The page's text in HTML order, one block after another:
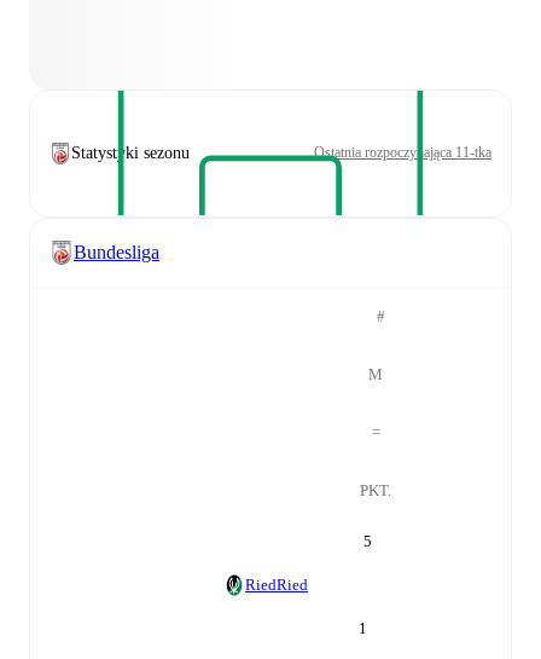
Statystyki sezonu Ostatnia rozpoczynająca 11-tka
Bundesliga
#
M
=
PKT.
5
RiedRied
1